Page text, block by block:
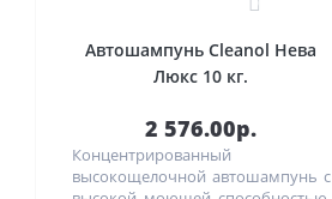
Автошампунь Cleanol Нева
Люкс 10 кг.
2 576.00р.
Концентрированный
высокощелочной автошампунь с